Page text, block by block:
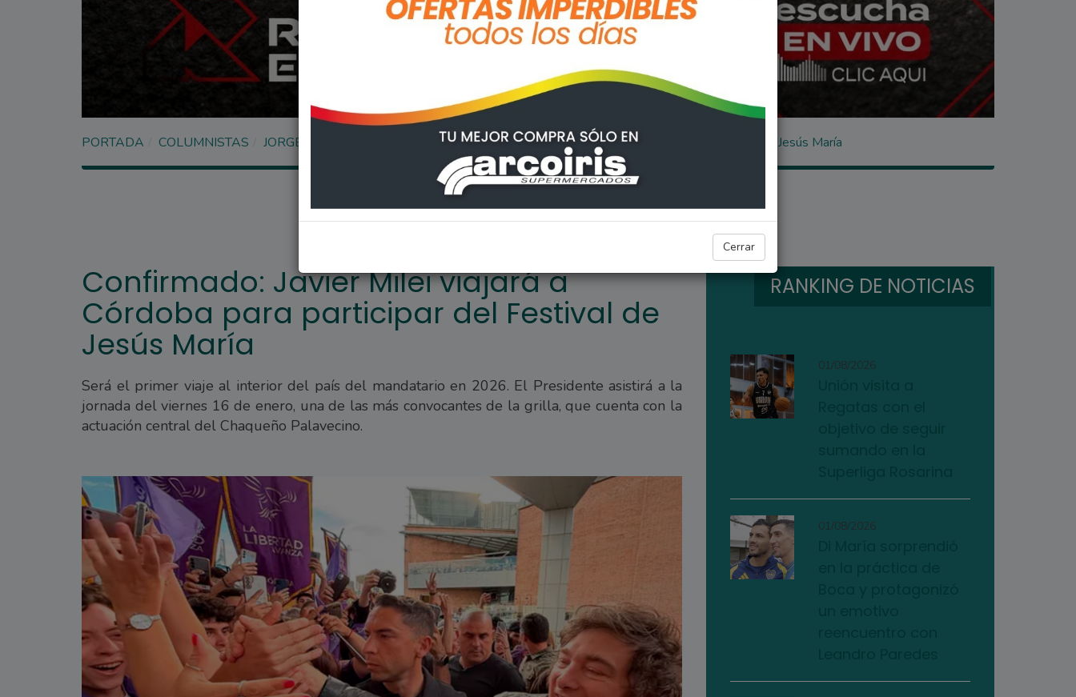
Cerrar
PORTADA COLUMNISTAS JORGE SANTORO Confirmado: Javier Milei viajará a Córdoba para participar del Festival de Jesús María
INTERÉS GENERAL
Confirmado: Javier Milei viajará a
Córdoba para participar del Festival de
Jesús María
Será el primer viaje al interior del país del mandatario en 2026. El Presidente asistirá a la
jornada del viernes 16 de enero, una de las más convocantes de la grilla, que cuenta con la
actuación central del Chaqueño Palavecino.
RANKING DE NOTICIAS
01/08/2026
01/08/2026